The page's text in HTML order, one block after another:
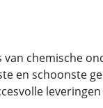
chemische
en schoonste